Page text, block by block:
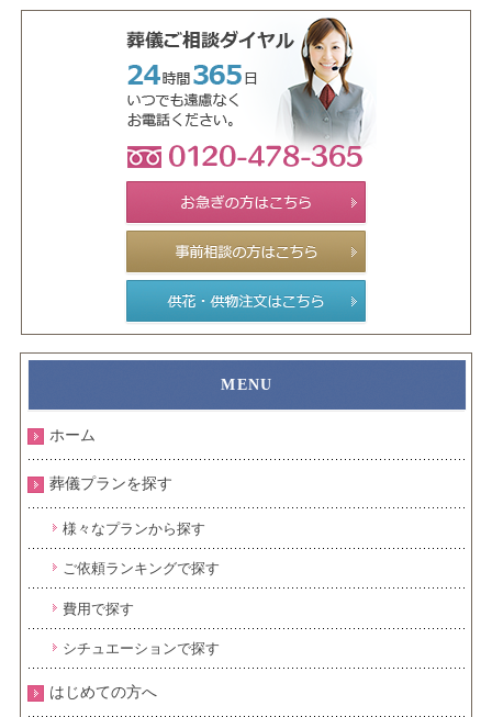
ホーム
葬儀プランを探す
様々なプランから探す
ご依頼ランキングで探す
費用で探す
シチュエーションで探す
はじめての方へ